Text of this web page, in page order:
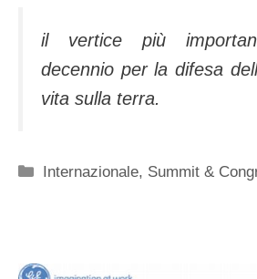
il vertice più
decennio per la difesa
vita sulla terra.
Categorie
Internazionale, Summit &